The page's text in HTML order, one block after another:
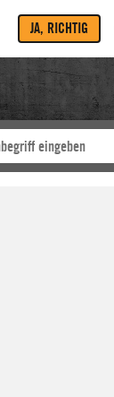
JA, RICHTIG